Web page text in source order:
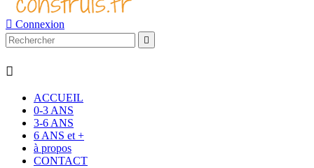
 Connexion


ACCUEIL
0-3 ANS
3-6 ANS
6 ANS et +
à propos
CONTACT